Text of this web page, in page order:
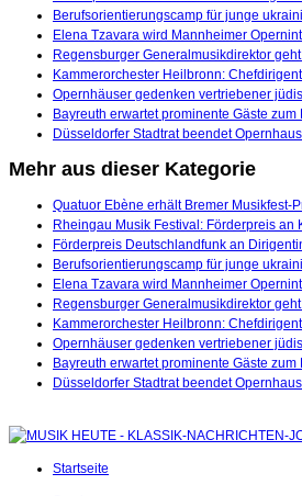
Berufsorientierungscamp für junge
Elena Tzavara wird Mannheimer
Regensburger Generalmusikdirektor
Kammerorchester Heilbronn:
Opernhäuser gedenken vertriebener
Bayreuth erwartet prominente Gäste zum
Düsseldorfer Stadtrat beendet
Mehr aus dieser Kategorie
Quatuor Ebène erhält Bremer Musikfest-
Rheingau Musik Festival: Förderpreis an
Förderpreis Deutschlandfunk an
Berufsorientierungscamp für junge
Elena Tzavara wird Mannheimer
Regensburger Generalmusikdirektor
Kammerorchester Heilbronn:
Opernhäuser gedenken vertriebener
Bayreuth erwartet prominente Gäste zum
Düsseldorfer Stadtrat beendet
Startseite